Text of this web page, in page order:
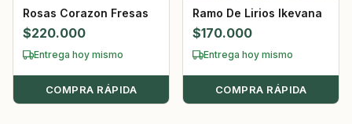
Rosas Corazon Fresas
$220.000
Entrega hoy mismo
COMPRA RÁPIDA
Ramo De Lirios Ikevana
$170.000
Entrega hoy mismo
COMPRA RÁPIDA